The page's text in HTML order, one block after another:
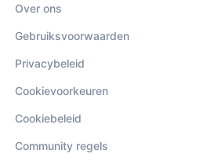
Over ons
Gebruiksvoorwaarden
Privacybeleid
Cookievoorkeuren
Cookiebeleid
Community regels